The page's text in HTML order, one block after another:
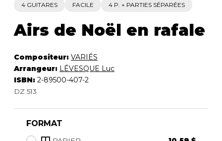
4 GUITARES FACILE 4 P. + PARTIES SÉPARÉES
Airs de Noël en rafale
Compositeur: VARIÉS
Arrangeur: LÉVESQUE Luc
ISBN: 2-89500-407-2
DZ 513
FORMAT